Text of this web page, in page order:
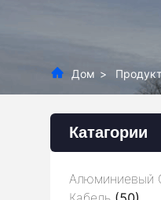
Дом >
Катагории
Алюминиевый